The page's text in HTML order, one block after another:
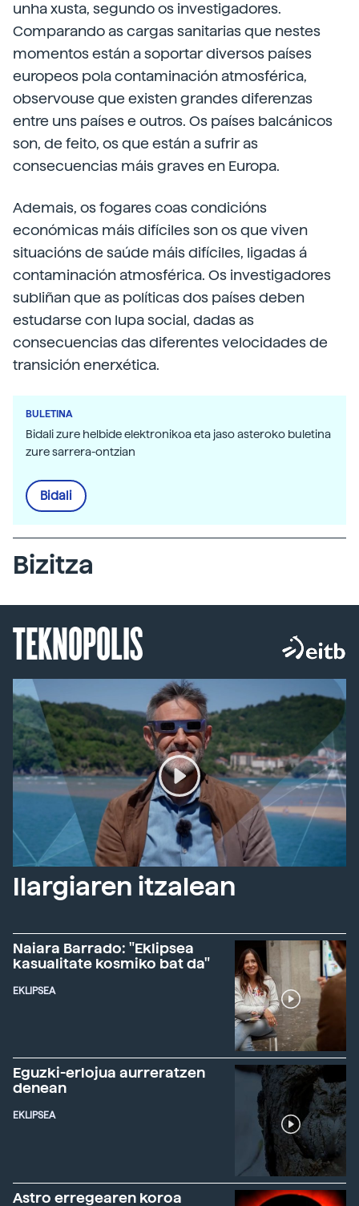
unha xusta, segundo os investigadores.
Comparando as cargas sanitarias que nestes
momentos están a soportar diversos países
europeos pola contaminación atmosférica,
observouse que existen grandes diferenzas
entre uns países e outros. Os países balcánicos
son, de feito, os que están a sufrir as
consecuencias máis graves en Europa.
Ademais, os fogares coas condicións
económicas máis difíciles son os que viven
situacións de saúde máis difíciles, ligadas á
contaminación atmosférica. Os investigadores
subliñan que as políticas dos países deben
estudarse con lupa social, dadas as
consecuencias das diferentes velocidades de
transición enerxética.
BULETINA
Bidali zure helbide elektronikoa eta jaso asteroko buletina
zure sarrera-ontzian
Bidali
Bizitza
TEKNOPOLIS
Ilargiaren itzalean
Naiara Barrado: "Eklipsea
kasualitate kosmiko bat da"
EKLIPSEA
Eguzki-erlojua aurreratzen
denean
EKLIPSEA
Astro erregearen koroa